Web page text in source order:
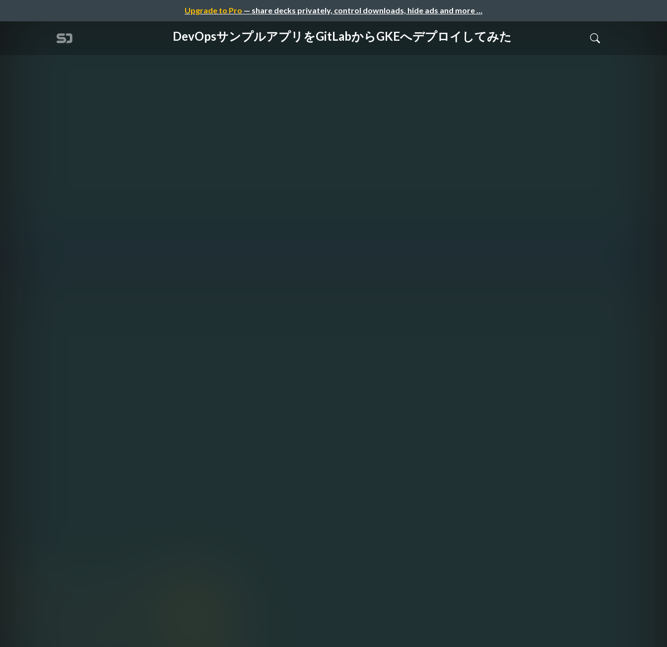
Upgrade to Pro — share decks privately, control downloads, hide ads and more …
DevOpsサンプルアプリをGitLabからGKEへデプロイしてみた